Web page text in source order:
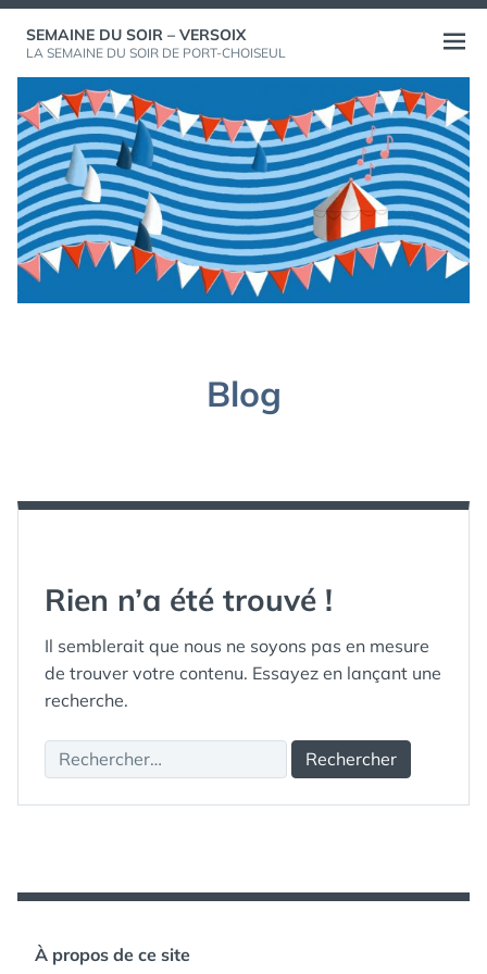
Aller
SEMAINE DU SOIR – VERSOIX
LA SEMAINE DU SOIR DE PORT-CHOISEUL
le
menu
Blog
Rien n’a été trouvé !
Il semblerait que nous ne soyons pas en mesure
de trouver votre contenu. Essayez en lançant une
recherche.
Rechercher :
À propos de ce site